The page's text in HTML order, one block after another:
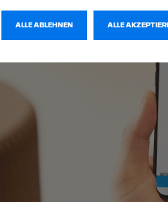
auf.
für zuhause.
Während Ihr
und schon
und
ALLE
ALLE ABLEHNEN